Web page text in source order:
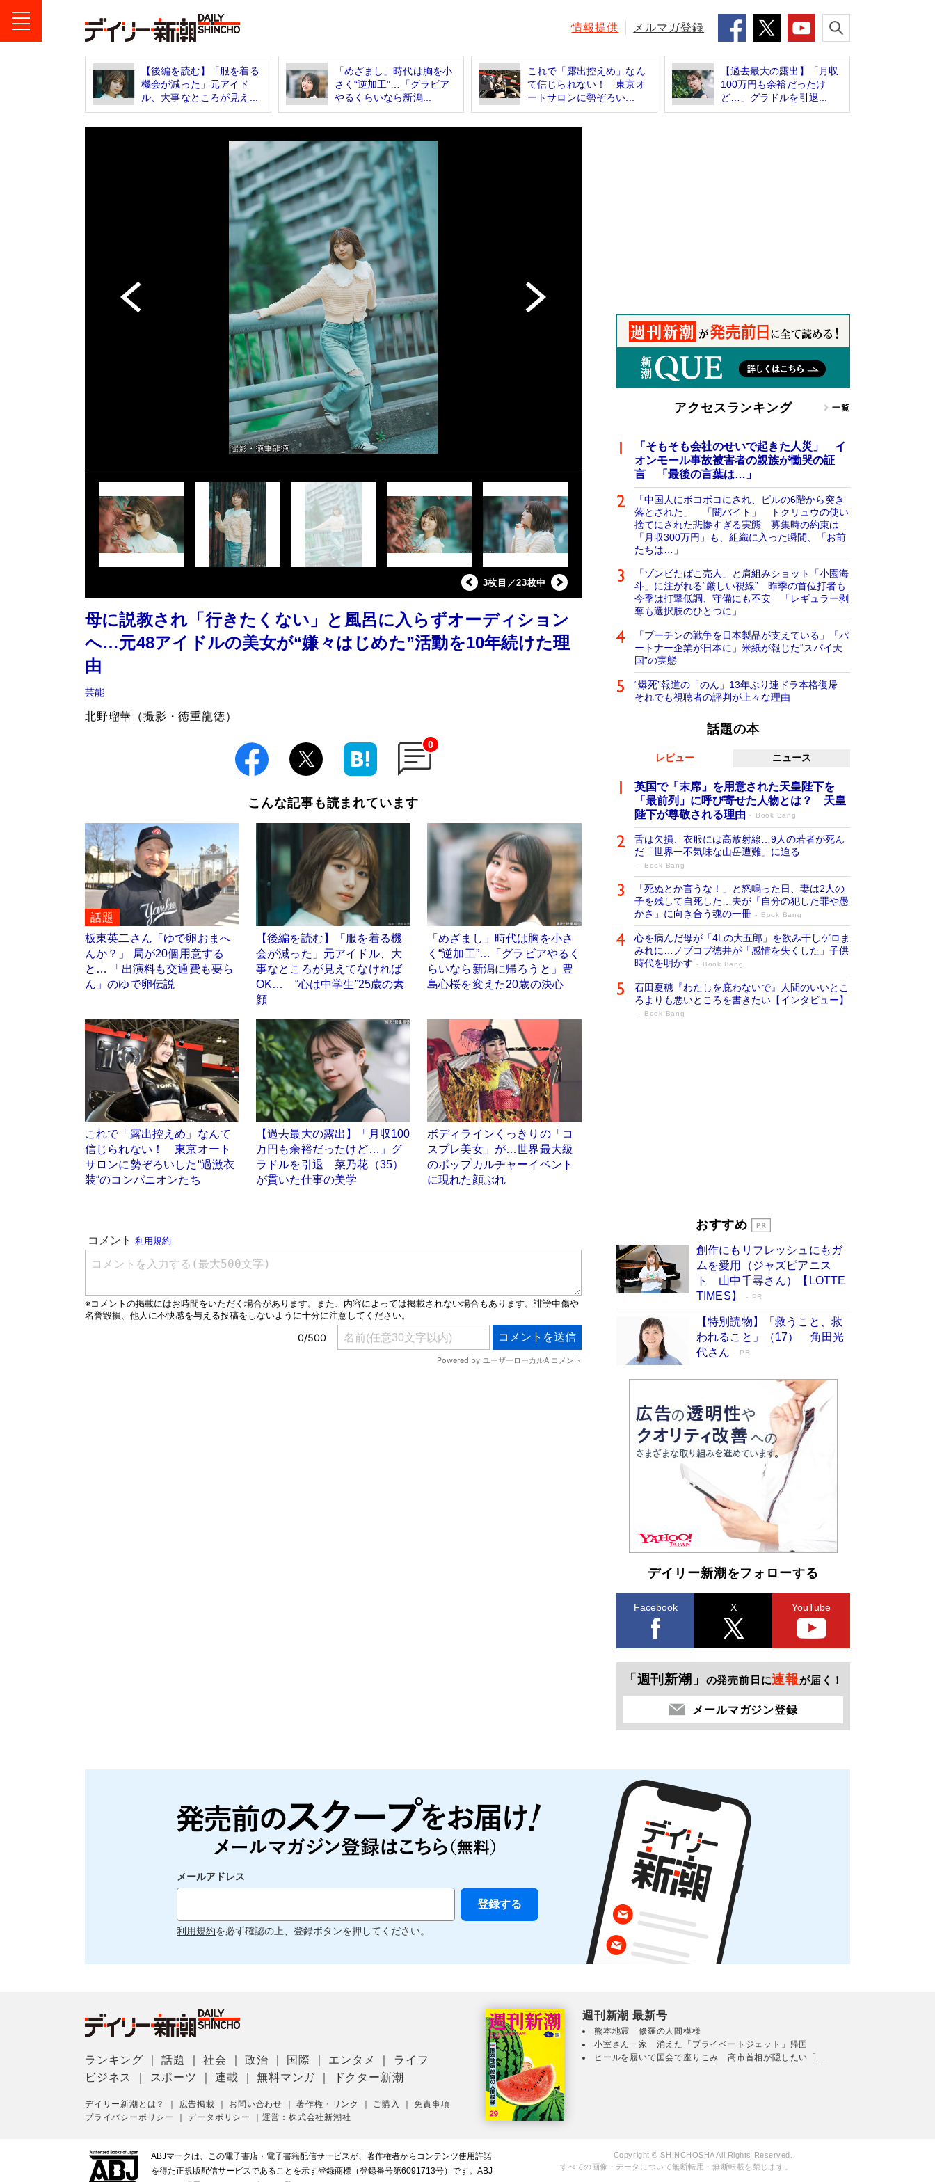
情報提供 メルマガ登録
【後編を読む】「服を着る
機会が減った」元アイド
ル、大事なところが見え...
「めざまし」時代は胸を小
さく“逆加工”…「グラビア
やるくらいなら新潟...
これで「露出控えめ」なん
て信じられない！ 東京オ
ートサロンに勢ぞろい...
【過去最大の露出】「月収
100万円も余裕だったけ
ど…」グラドルを引退...
3枚目／23枚中
母に説教され「行きたくない」と風呂に入らずオーディション
へ…元48アイドルの美女が“嫌々はじめた”活動を10年続けた理
由
芸能
北野瑠華（撮影・徳重龍徳）
0
こんな記事も読まれています
話題
板東英二さん「ゆで卵おまへ
んか？」 局が20個用意する
と… 「出演料も交通費も要ら
ん」のゆで卵伝説
【後編を読む】「服を着る機
会が減った」元アイドル、大
事なところが見えてなければ
OK… “心は中学生”25歳の素
顔
「めざまし」時代は胸を小さ
く“逆加工”…「グラビアやるく
らいなら新潟に帰ろうと」豊
島心桜を変えた20歳の決心
これで「露出控えめ」なんて
信じられない！ 東京オート
サロンに勢ぞろいした“過激衣
装“のコンパニオンたち
【過去最大の露出】「月収100
万円も余裕だったけど…」グ
ラドルを引退 菜乃花（35）
が貫いた仕事の美学
ボディラインくっきりの「コ
スプレ美女」が…世界最大級
のポップカルチャーイベント
に現れた顔ぶれ
アクセスランキング 一覧
「そもそも会社のせいで起きた人災」 イ
オンモール事故被害者の親族が慟哭の証
言 「最後の言葉は…」
「中国人にボコボコにされ、ビルの6階から突き
落とされた」 「闇バイト」 トクリュウの使い
捨てにされた悲惨すぎる実態 募集時の約束は
「月収300万円」も、組織に入った瞬間、「お前
たちは…」
「ゾンビたばこ売人」と肩組みショット「小園海
斗」に注がれる“厳しい視線” 昨季の首位打者も
今季は打撃低調、守備にも不安 「レギュラー剥
奪も選択肢のひとつに」
「プーチンの戦争を日本製品が支えている」「パ
ートナー企業が日本に」米紙が報じた“スパイ天
国”の実態
“爆死”報道の「のん」13年ぶり連ドラ本格復帰
それでも視聴者の評判が上々な理由
話題の本
レビュー ニュース
英国で「末席」を用意された天皇陛下を
「最前列」に呼び寄せた人物とは？ 天皇
陛下が尊敬される理由
Book Bang
舌は欠損、衣服には高放射線…9人の若者が死ん
だ「世界一不気味な山岳遭難」に迫る
Book Bang
「死ぬとか言うな！」と怒鳴った日、妻は2人の
子を残して自死した…夫が「自分の犯した罪や愚
かさ」に向き合う魂の一冊
Book Bang
心を病んだ母が「4Lの大五郎」を飲み干しゲロま
みれに…ノブコブ徳井が「感情を失くした」子供
時代を明かす
Book Bang
石田夏穂『わたしを庇わないで』人間のいいとこ
ろよりも悪いところを書きたい【インタビュー】
Book Bang
開発への関心を押し上げた18年の物語に幕 特装
Book Bang
友近氏、絶賛！ 鎌倉を舞台に、孤独を抱えた
人々が新たな一歩を踏み出す連作短篇集『海のほ
とりのプラネット』試し読み
おすすめ
創作にもリフレッシュにもガ
ムを愛用（ジャズピアニス
ト 山中千尋さん）【LOTTE
TIMES】
PR
【特別読物】「救うこと、救
われること」（17） 角田光
代さん
PR
デイリー新潮をフォローする
Facebook X YouTube
「週刊新潮」 の発売前日に速報が届く！
メールマガジン登録
メールアドレス
利用規約を必ず確認の上、登録ボタンを押してください。
ランキング ｜話題 ｜社会 ｜政治 国際 エンタメ
ライフ
ビジネス
スポーツ ｜連載 ｜無料マンガ ドクター新潮
デイリー新潮とは？ 広告掲載 お問い合わせ ｜著作権・リンク ご購入 ｜免責事項
プライバシーポリシー
｜データポリシー 運営：株式会社新潮社
週刊新潮 最新号
熊本地震 修羅の人間模様
小室さん一家 消えた「プライベートジェット」帰国
ヒールを履いて国会で座りこみ 高市首相が隠したい「...
ABJマークは、この電子書店・電子書籍配信サービスが、著作権者からコンテンツ使用許諾
を得た正規版配信サービスであることを示す登録商標（登録番号第6091713号）です。ABJ
Copyright © SHINCHOSHA All Rights Reserved.
すべての画像・データについて無断転用・無断転載を禁じます。